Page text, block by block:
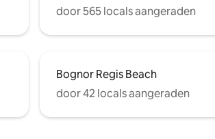
door 565 locals aangeraden
Bognor Regis Beach
door 42 locals aangeraden